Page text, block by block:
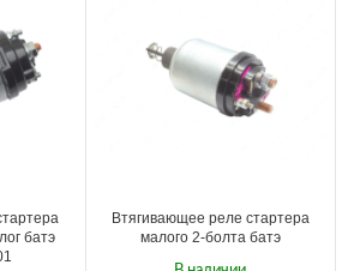
батэ
Втягивающее реле стартера
малого 2-болта батэ